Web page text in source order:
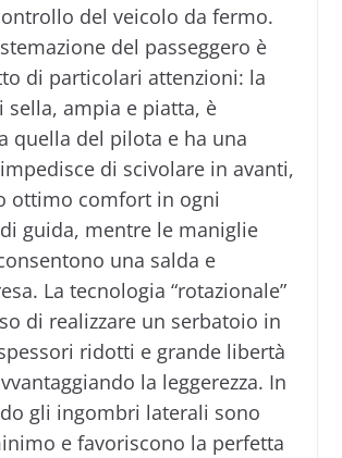
del veicolo da fermo.
del passeggero è
di particolari attenzioni: la
sella, ampia e piatta, è
quella del pilota e ha una
di scivolare in avanti,
ottimo comfort in ogni
guida, mentre le maniglie
una salda e
La tecnologia “rotazionale”
di realizzare un serbatoio in
ridotti e grande libertà
la leggerezza. In
gli ingombri laterali sono
e favoriscono la perfetta